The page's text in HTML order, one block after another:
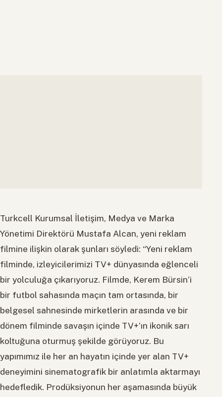
Turkcell Kurumsal İletişim, Medya ve Marka
Yönetimi Direktörü Mustafa Alcan, yeni reklam
filmine ilişkin olarak şunları söyledi: “Yeni reklam
filminde, izleyicilerimizi TV+ dünyasında eğlenceli
bir yolculuğa çıkarıyoruz. Filmde, Kerem Bürsin’i
bir futbol sahasında maçın tam ortasında, bir
belgesel sahnesinde mirketlerin arasında ve bir
dönem filminde savaşın içinde TV+’ın ikonik sarı
koltuğuna oturmuş şekilde görüyoruz. Bu
yapımımız ile her an hayatın içinde yer alan TV+
deneyimini sinematografik bir anlatımla aktarmayı
hedefledik. Prodüksiyonun her aşamasında büyük